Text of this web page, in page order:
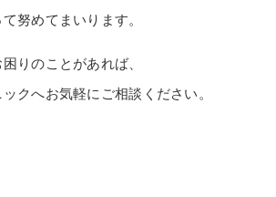
努めてまいります。
りのことがあれば、
クへお気軽にご相談ください。